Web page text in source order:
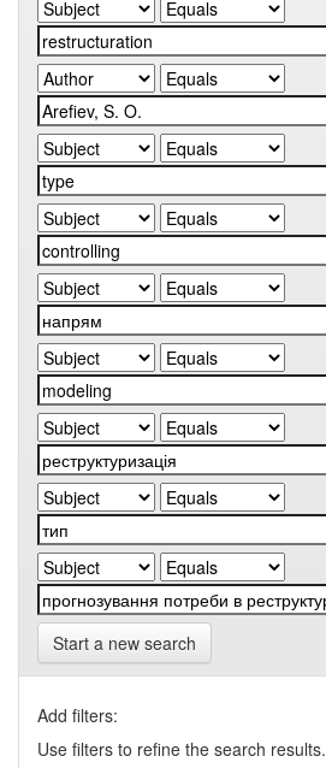
Start a new search
Add filters:
Use filters to refine the search results.